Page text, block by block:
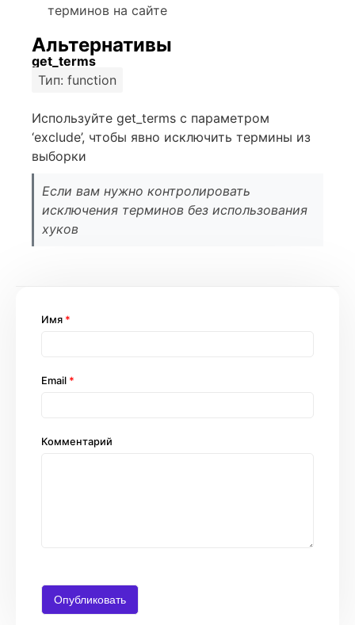
терминов на сайте
Альтернативы
get_terms
Тип: function
Используйте get_terms с параметром
‘exclude’, чтобы явно исключить термины из
выборки
Если вам нужно контролировать
исключения терминов без использования
хуков
Комментарий
Имя *
Email *